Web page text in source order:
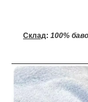
Склад: 100%